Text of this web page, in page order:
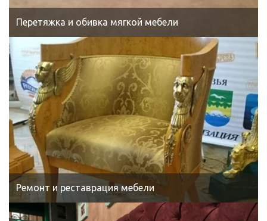
Перетяжка и обивка мягкой мебели
Ремонт и реставрация мебели